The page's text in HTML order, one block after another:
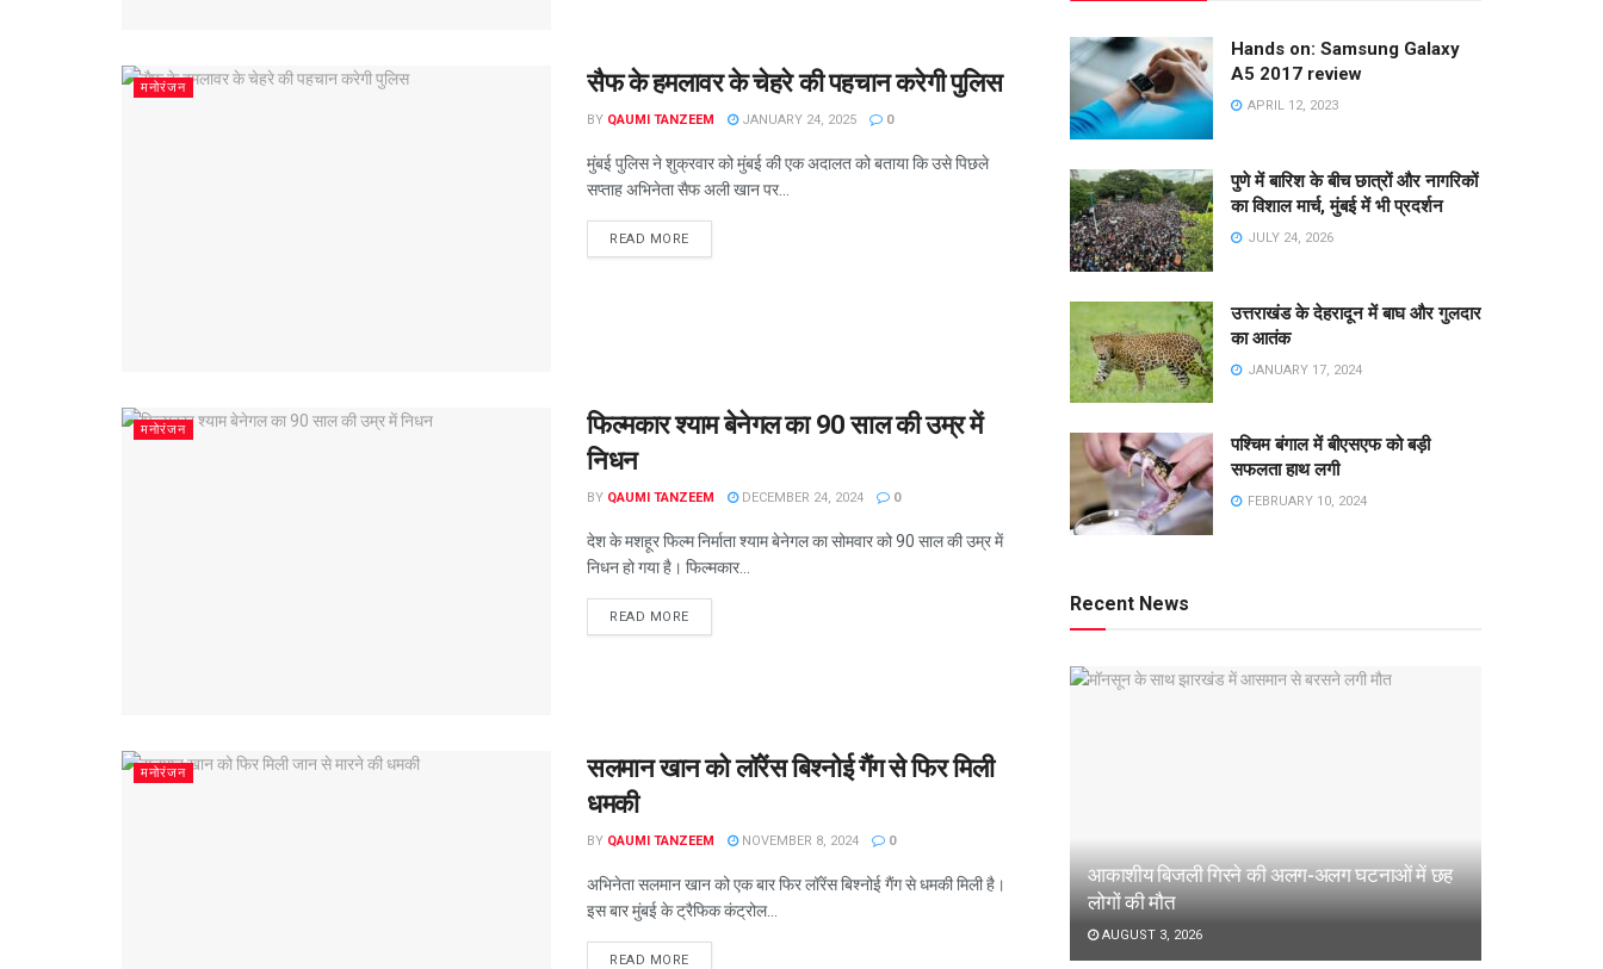
मनोरंजन सैफ के हमलावर के चेहरे की पहचान करेगी पुलिस
BY QAUMI TANZEEM JANUARY 24, 2025 0
मुंबई पुलिस ने शुक्रवार को मुंबई की एक अदालत को बताया कि उसे पिछले
सप्ताह अभिनेता सैफ अली खान पर...
READ MORE
मनोरंजन
फिल्मकार श्याम बेनेगल का 90 साल की उम्र में
निधन
BY QAUMI TANZEEM DECEMBER 24, 2024 0
देश के मशहूर फिल्म निर्माता श्याम बेनेगल का सोमवार को 90 साल की उम्र में
निधन हो गया है। फिल्मकार...
READ MORE
मनोरंजन
सलमान खान को लॉरेंस बिश्नोई गैंग से फिर मिली
धमकी
BY QAUMI TANZEEM NOVEMBER 8, 2024 0
अभिनेता सलमान खान को एक बार फिर लॉरेंस बिश्नोई गैंग से धमकी मिली है।
इस बार मुंबई के ट्रैफिक कंट्रोल...
READ MORE
Hands on: Samsung Galaxy
A5 2017 review
APRIL 12, 2023
पुणे में बारिश के बीच छात्रों और नागरिकों
का विशाल मार्च, मुंबई में भी प्रदर्शन
JULY 24, 2026
उत्तराखंड के देहरादून में बाघ और गुलदार
का आतंक
JANUARY 17, 2024
पश्चिम बंगाल में बीएसएफ को बड़ी
सफलता हाथ लगी
FEBRUARY 10, 2024
Recent News
आकाशीय बिजली गिरने की अलग-अलग घटनाओं में छह
लोगों की मौत
AUGUST 3, 2026